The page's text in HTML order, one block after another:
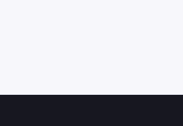
объективом. Обладая высокой
насадки Conotech в охотничьих